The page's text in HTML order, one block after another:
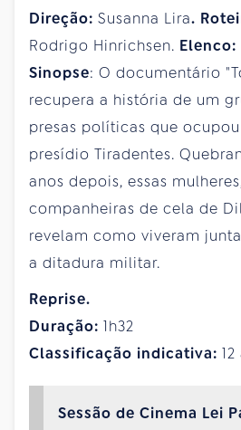
Direção: Susanna Lira.
Rodrigo Hinrichsen. Elenco:
Sinopse: O documentário
recupera a história de um
presas políticas que
presídio Tiradentes.
anos depois, essas
companheiras de cela de
revelam como viveram
a ditadura militar.
Reprise.
Duração: 1h32
Classificação indicativa:
Sessão de Cinema Lei